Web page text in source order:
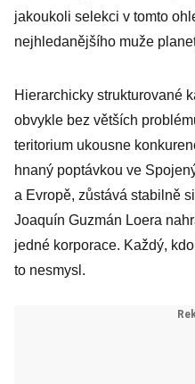
jakoukoli selekci v tomto
nejhledanějšího muže
Hierarchicky strukturované
obvykle bez větších
teritorium ukousne
hnaný poptávkou ve
a Evropě, zůstává stabilně
Joaquín Guzmán Loera
jedné korporace. Každý,
to nesmysl.